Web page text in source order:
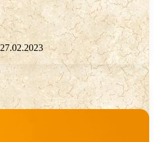
27.02.2023